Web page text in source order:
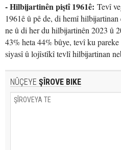
- Hilbijartinên piştî 1961ê: Tevî
1961ê û pê de, di hemî
ne û di her du hilbijartinên 2023 û
43% heta 44% bûye, tevî ku
siyasî û lojîstîkî tevlî hilbijartinan
NÛÇEYE ŞÎROVE BIKE